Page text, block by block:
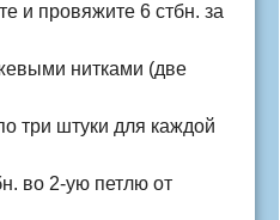
и провяжите 6 стбн. за
нитками (две
три штуки для каждой
во 2-ую петлю от